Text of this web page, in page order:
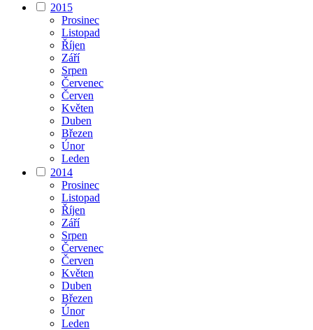
2015
Prosinec
Listopad
Říjen
Září
Srpen
Červenec
Červen
Květen
Duben
Březen
Únor
Leden
2014
Prosinec
Listopad
Říjen
Září
Srpen
Červenec
Červen
Květen
Duben
Březen
Únor
Leden